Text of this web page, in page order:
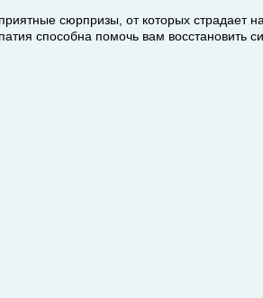
сюрпризы, от которых страдает
способна помочь вам восстановить